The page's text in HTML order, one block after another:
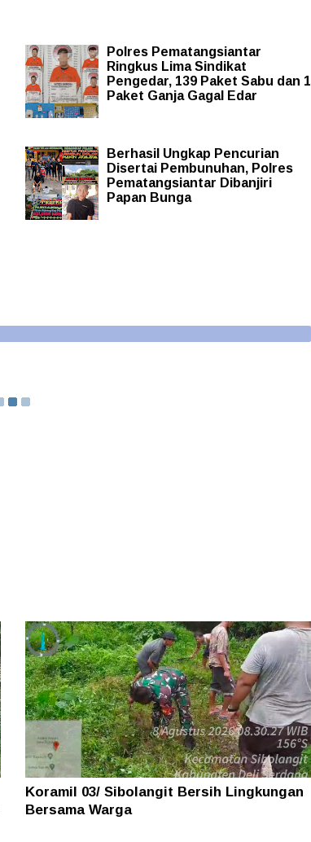
Polres Pematangsiantar
Ringkus Lima Sindikat
Pengedar, 139 Paket Sabu dan 1
Paket Ganja Gagal Edar
Berhasil Ungkap Pencurian
Disertai Pembunuhan, Polres
Pematangsiantar Dibanjiri
Papan Bunga
Koramil 03/ Sibolangit Bersih Lingkungan
Bersama Warga